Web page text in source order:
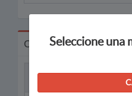
Convocatorias
Seleccione una